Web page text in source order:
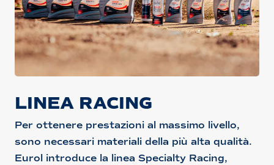
LINEA RACING
Per ottenere prestazioni al massimo livello,
sono necessari materiali della più alta qualità.
Eurol introduce la linea Specialty Racing,